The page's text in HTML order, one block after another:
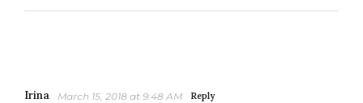
Irina March 15, 2018 at 9:48 AM Reply